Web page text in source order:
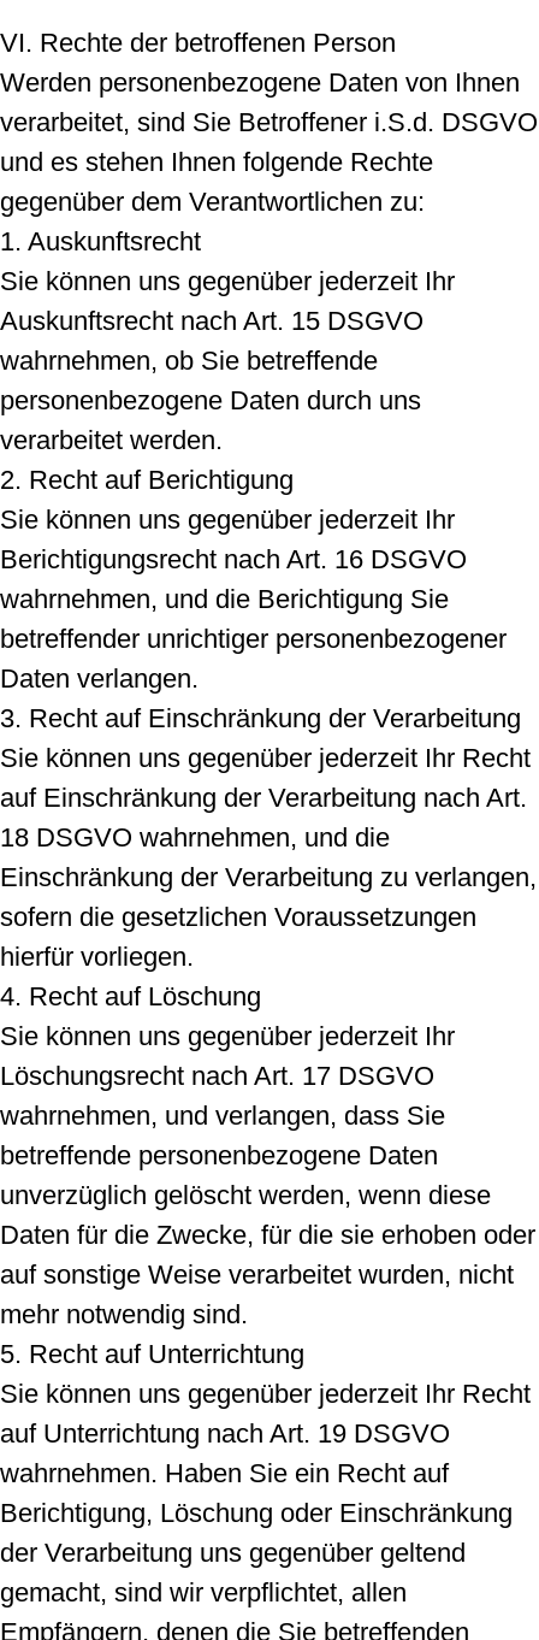
VI. Rechte der betroffenen Person
Werden personenbezogene Daten von Ihnen
verarbeitet, sind Sie Betroffener i.S.d. DSGVO
und es stehen Ihnen folgende Rechte
gegenüber dem Verantwortlichen zu:
1. Auskunftsrecht
Sie können uns gegenüber jederzeit Ihr
Auskunftsrecht nach Art. 15 DSGVO
wahrnehmen, ob Sie betreffende
personenbezogene Daten durch uns
verarbeitet werden.
2. Recht auf Berichtigung
Sie können uns gegenüber jederzeit Ihr
Berichtigungsrecht nach Art. 16 DSGVO
wahrnehmen, und die Berichtigung Sie
betreffender unrichtiger personenbezogener
Daten verlangen.
3. Recht auf Einschränkung der Verarbeitung
Sie können uns gegenüber jederzeit Ihr Recht
auf Einschränkung der Verarbeitung nach Art.
18 DSGVO wahrnehmen, und die
Einschränkung der Verarbeitung zu verlangen,
sofern die gesetzlichen Voraussetzungen
hierfür vorliegen.
4. Recht auf Löschung
Sie können uns gegenüber jederzeit Ihr
Löschungsrecht nach Art. 17 DSGVO
wahrnehmen, und verlangen, dass Sie
betreffende personenbezogene Daten
unverzüglich gelöscht werden, wenn diese
Daten für die Zwecke, für die sie erhoben oder
auf sonstige Weise verarbeitet wurden, nicht
mehr notwendig sind.
5. Recht auf Unterrichtung
Sie können uns gegenüber jederzeit Ihr Recht
auf Unterrichtung nach Art. 19 DSGVO
wahrnehmen. Haben Sie ein Recht auf
Berichtigung, Löschung oder Einschränkung
der Verarbeitung uns gegenüber geltend
gemacht, sind wir verpflichtet, allen
Empfängern, denen die Sie betreffenden